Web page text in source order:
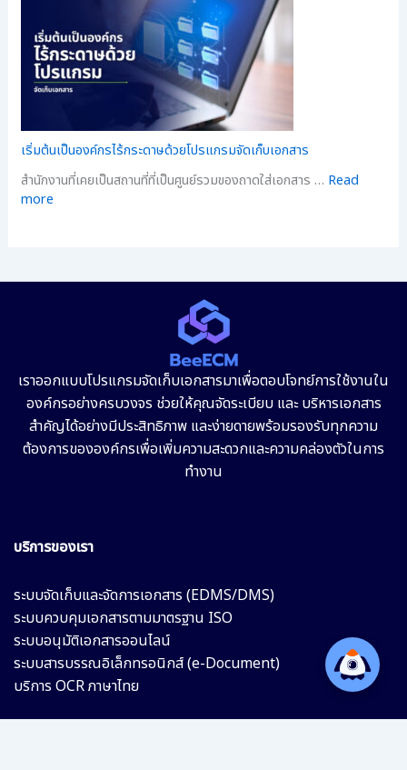
เริ่มต้นเป็นองค์กรไร้กระดาษด้วยโปรแกรมจัดเก็บเอกสาร
สำนักงานที่เคยเป็นสถานที่ที่เป็นศูนย์รวมของถาดใส่เอกสาร … Read
more
เราออกแบบโปรแกรมจัดเก็บเอกสารมาเพื่อตอบโจทย์การใช้งานใน
องค์กรอย่างครบวงจร ช่วยให้คุณจัดระเบียบ และ บริหารเอกสาร
สำคัญได้อย่างมีประสิทธิภาพ และง่ายดายพร้อมรองรับทุกความ
ต้องการขององค์กรเพื่อเพิ่มความสะดวกและความคล่องตัวในการ
ทำงาน
บริการของเรา
ระบบจัดเก็บและจัดการเอกสาร (EDMS/DMS)
ระบบควบคุมเอกสารตามมาตรฐาน ISO
ระบบอนุมัติเอกสารออนไลน์
ระบบสารบรรณอิเล็กทรอนิกส์ (e-Document)
บริการ OCR ภาษาไทย